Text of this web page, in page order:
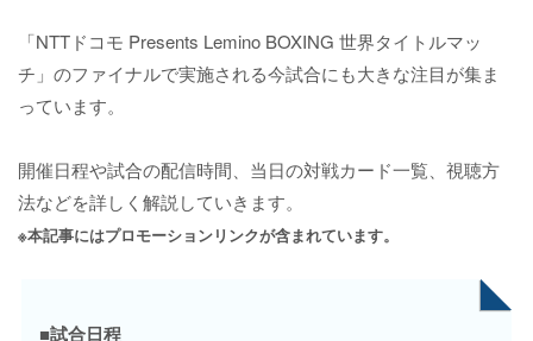
「NTTドコモ Presents Lemino BOXING 世界タイトルマッ
チ」のファイナルで実施される今試合にも大きな注目が集ま
っています。
開催日程や試合の配信時間、当日の対戦カード一覧、視聴方
法などを詳しく解説していきます。
※本記事にはプロモーションリンクが含まれています。
■試合日程